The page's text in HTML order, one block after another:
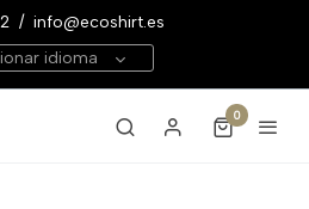
/ info@ecoshirt.es
idioma
0